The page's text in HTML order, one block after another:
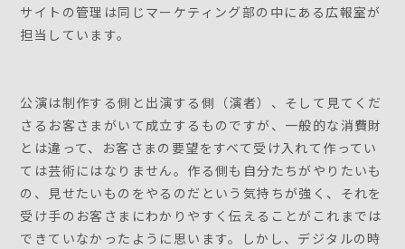
サイトの管理は同じマーケティング部の中にある広報室が
担当しています。
公演は制作する側と出演する側（演者）、そして見てくだ
さるお客さまがいて成立するものですが、一般的な消費財
とは違って、お客さまの要望をすべて受け入れて作ってい
ては芸術にはなりません。作る側も自分たちがやりたいも
の、見せたいものをやるのだという気持ちが強く、それを
受け手のお客さまにわかりやすく伝えることがこれまでは
できていなかったように思います。しかし、デジタルの時